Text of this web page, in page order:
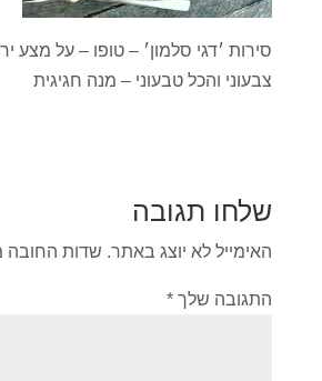
סירות ׳דגי סלמון׳ – טופו – על מצע
צבעוני והכל טבעוני – מנה חגיגית
שלחו תגובה
האימייל לא יוצג באתר. שדות החובה
התגובה שלך *